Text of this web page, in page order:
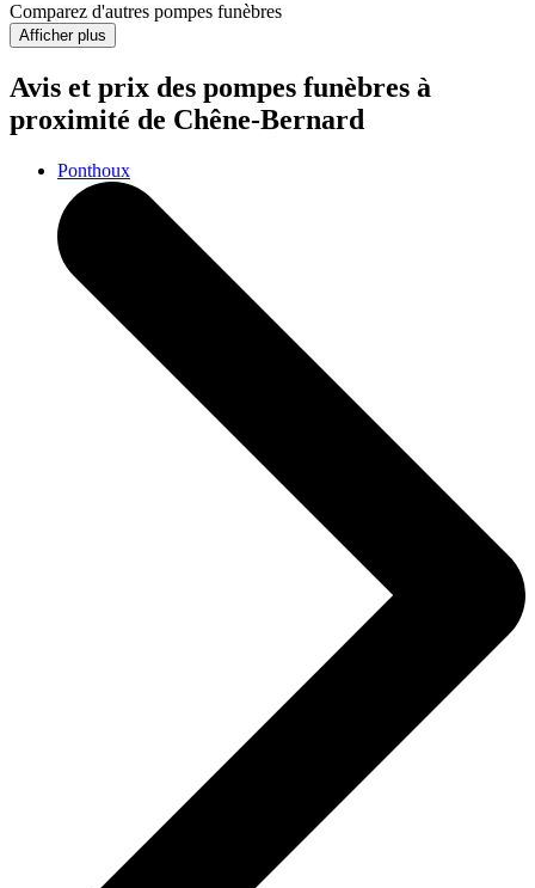
Comparez d'autres pompes funèbres
Afficher plus
Avis et prix des pompes funèbres à
proximité de Chêne-Bernard
Ponthoux